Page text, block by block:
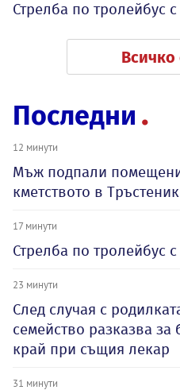
Стрелба по тролейбус
Всичко
Последни
12 минути
Мъж подпали
кметството в Тръстеник
17 минути
Стрелба по тролейбус
23 минути
След случая с
семейство разказва за
край при същия лекар
31 минути